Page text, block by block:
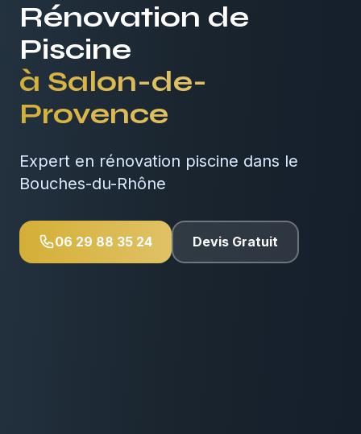
Rénovation de
Piscine
à Salon-de-
Provence
Expert en rénovation piscine dans le
Bouches-du-Rhône
06 29 88 35 24 Devis Gratuit